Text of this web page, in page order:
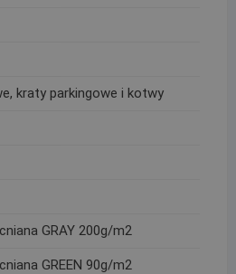
kraty parkingowe i kotwy
GRAY 200g/m2
GREEN 90g/m2